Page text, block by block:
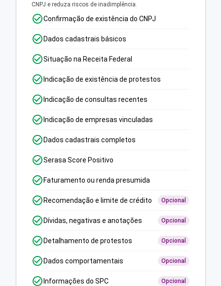
CNPJ e reduza riscos de inadimplência.
Confirmação de existência do CNPJ
Dados cadastrais básicos
Situação na Receita Federal
Indicação de existência de protestos
Indicação de consultas recentes
Indicação de empresas vinculadas
Dados cadastrais completos
Serasa Score Positivo
Faturamento ou renda presumida
Recomendação e limite de crédito Opcional
Dívidas, negativas e anotações Opcional
Detalhamento de protestos Opcional
Dados comportamentais Opcional
Informações do SPC Opcional